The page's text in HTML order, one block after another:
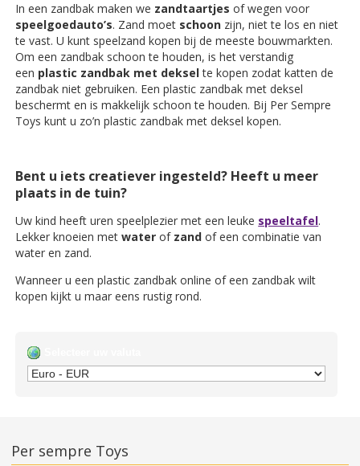
In een zandbak maken we zandtaartjesof wegen voor
speelgoedauto’s. Zand moet schoon zijn, niet te los en niet
te vast. U kunt speelzand kopen bij de meeste bouwmarkten.
Om een zandbak schoon te houden, is het verstandig
een plastic zandbak met dekselte kopen zodat katten de
zandbak niet gebruiken. Een plastic zandbak met deksel
beschermt en is makkelijk schoon te houden. Bij Per Sempre
Toys kunt u zo’n plastic zandbak met deksel kopen.
Bent u iets creatiever ingesteld? Heeft u meer
plaats in de tuin?
Uw kind heeft uren speelplezier met een leuke speeltafel.
Lekker knoeien metwaterof zandof een combinatie van
water en zand.
Wanneer u een plastic zandbak online of een zandbak wilt
kopen kijkt u maar eens rustig rond.
Per sempre Toys